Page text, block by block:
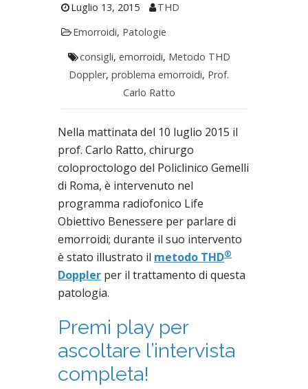
Luglio 13, 2015
THD
Emorroidi, Patologie
consigli, emorroidi, Metodo THD
Doppler,problema emorroidi, Prof.
Carlo Ratto
Nella mattinata del 10 luglio 2015 il
prof. Carlo Ratto, chirurgo
coloproctologo del Policlinico Gemelli
di Roma, è intervenuto nel
programma radiofonico Life
Obiettivo Benessere per parlare di
emorroidi; durante il suo intervento
è stato illustrato il metodo THD®
Doppler per il trattamento di questa
patologia.
Premi play per
ascoltare l’intervista
completa!